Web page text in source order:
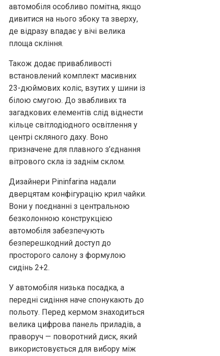
автомобіля особливо помітна, якщо
дивитися на нього збоку та зверху,
де відразу впадає у вічі велика
площа скління.
Також додає привабливості
встановлений комплект масивних
23-дюймових коліс, взутих у шини із
білою смугою. До звабливих та
загадкових елементів слід віднести
кільце світлодіодного освітлення у
центрі скляного даху. Воно
призначене для плавного з’єднання
вітрового скла із заднім склом.
Дизайнери Pininfarina надали
дверцятам конфігурацію крил чайки.
Вони у поєднанні з центральною
безколонною конструкцією
автомобіля забезпечують
безперешкодний доступ до
просторого салону з формулою
сидінь 2+2.
У автомобіля низька посадка, а
передні сидіння наче спонукають до
польоту. Перед кермом знаходиться
велика цифрова панель приладів, а
праворуч — поворотний диск, який
використовується для вибору між